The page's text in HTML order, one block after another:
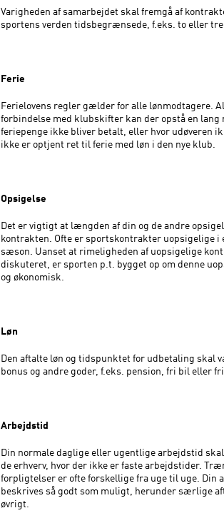
Varigheden af samarbejdet skal fremgå af
sportens verden tidsbegrænsede, f.eks. to eller tre
Ferie
Ferielovens regler gælder for alle lønmodtagere.
forbindelse med klubskifter kan der opstå en
feriepenge ikke bliver betalt, eller hvor udøveren
ikke er optjent ret til ferie med løn i den nye klub.
Opsigelse
Det er vigtigt at længden af din og de andre
kontrakten. Ofte er sportskontrakter uopsigelige i
sæson. Uanset at rimeligheden af uopsigelige
diskuteret, er sporten p.t. bygget op om denne
og økonomisk.
Løn
Den aftalte løn og tidspunktet for udbetaling skal
bonus og andre goder, f.eks. pension, fri bil eller fri
Arbejdstid
Din normale daglige eller ugentlige arbejdstid
de erhverv, hvor der ikke er faste arbejdstider.
forpligtelser er ofte forskellige fra uge til uge. Din
beskrives så godt som muligt, herunder særlige
øvrigt.